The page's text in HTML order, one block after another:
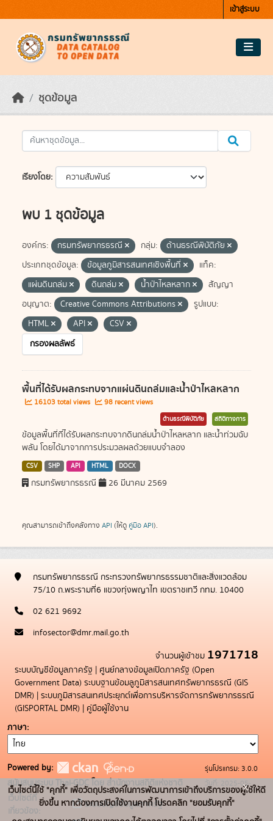
เข้าสู่ระบบ
ชุดข้อมูล
เรียงโดย
พบ 1 ชุดข้อมูล
องค์กร: กรมทรัพยากรธรณี กลุ่ม:
ด้านธรณีพิบัติภัย
ประเภทชุดข้อมูล:
ข้อมูลภูมิสารสนเทศเชิงพื้นที่
แท็ค:
แผ่นดินถล่ม
ดินถล่ม น้ำป่าไหลหลาก
สัญญา
อนุญาต:
Creative Commons Attributions
รูปแบบ:
HTML
API
CSV
กรองผลลัพธ์
พื้นที่ได้รับผลกระทบจากแผ่นดินถล่มและน้ำป่าไหลหลาก
16103 total views 98 recent views
ด้านธรณีพิบัติภัย สถิติทางการ
ข้อมูลพื้นที่ที่ได้รับผลกระทบจากดินถล่มน้ำป่าไหลหลาก และน้ำท่วมฉับ
พลัน โดยได้มาจากการประมวลผลด้วยแบบจำลอง
CSV SHP API HTML DOCX
กรมทรัพยากรธรณี 26 มีนาคม 2569
คุณสามารถเข้าถึงคลังทาง API (ให้ดู คู่มือ API).
กรมทรัพยากรธรณี กระทรวงทรัพยากรธรรมชาติและสิ่งแวดล้อม
75/10 ถ.พระรามที่6 แขวงทุ่งพญาไท เขตราชเทวี กทม. 10400
02 621 9692
infosector@dmr.mail.go.th
จำนวนผู้เข้าชม 1971718
ระบบบัญชีข้อมูลภาครัฐ | ศูนย์กลางข้อมูลเปิดภาครัฐ (Open
Government Data) ระบบฐานข้อมลูภูมิสารสนเทศทรัพยากรธรณี (GIS
DMR) | ระบบภูมิสารสนเทศประยุกต์เพื่อการบริหารจัดการทรัพยากรธรณี
(GISPORTAL DMR) | คู่มือผู้ใช้งาน
ภาษา
Powered by:
สนับสนุนระบบ Thai-GDC โดย สำนักงานสถิติแห่งชาติ
เว็บไซต์ที่
เกี่ยวข้อง:
ระบบบัญชีข้อมูลภาครัฐ
รุ่นโปรแกรม: 3.0.0
วันที่: 2025-05-
19
เว็บไซต์นี้ใช้ "คุกกี้" เพื่อวัตถุประสงค์ในการพัฒนาการเข้าถึงบริการของผู้ใช้ให้ดี
ยิ่งขึ้น หากต้องการเปิดใช้งานคุกกี้ โปรดคลิก "ยอมรับคุกกี้"
x